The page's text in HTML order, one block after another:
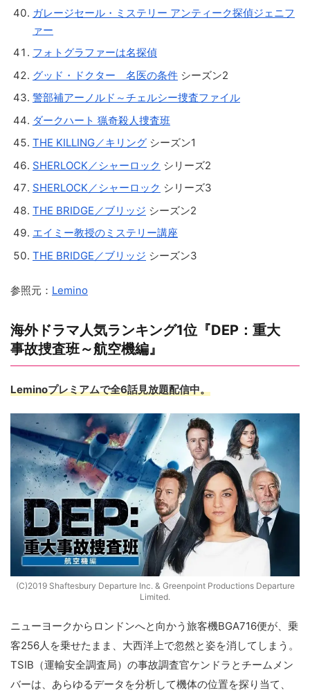
ガレージセール・ミステリー アンティーク探偵ジェニフ
ァー
フォトグラファーは名探偵
グッド・ドクター 名医の条件 シーズン2
警部補アーノルド～チェルシー捜査ファイル
ダークハート 猟奇殺人捜査班
THE KILLING／キリング シーズン1
SHERLOCK／シャーロック シリーズ2
SHERLOCK／シャーロック シリーズ3
THE BRIDGE／ブリッジ シーズン2
エイミー教授のミステリー講座
THE BRIDGE／ブリッジ シーズン3
参照元： Lemino
海外ドラマ人気ランキング1位『DEP：重大
事故捜査班～航空機編』
Leminoプレミアムで全6話見放題配信中。
(C)2019 Shaftesbury Departure Inc. & Greenpoint Productions Departure
Limited.
ニューヨークからロンドンへと向かう旅客機BGA716便が、乗
客256人を乗せたまま、大西洋上で忽然と姿を消してしまう。
TSIB（運輸安全調査局）の事故調査官ケンドラとチームメン
バーは、あらゆるデータを分析して機体の位置を探り当て、